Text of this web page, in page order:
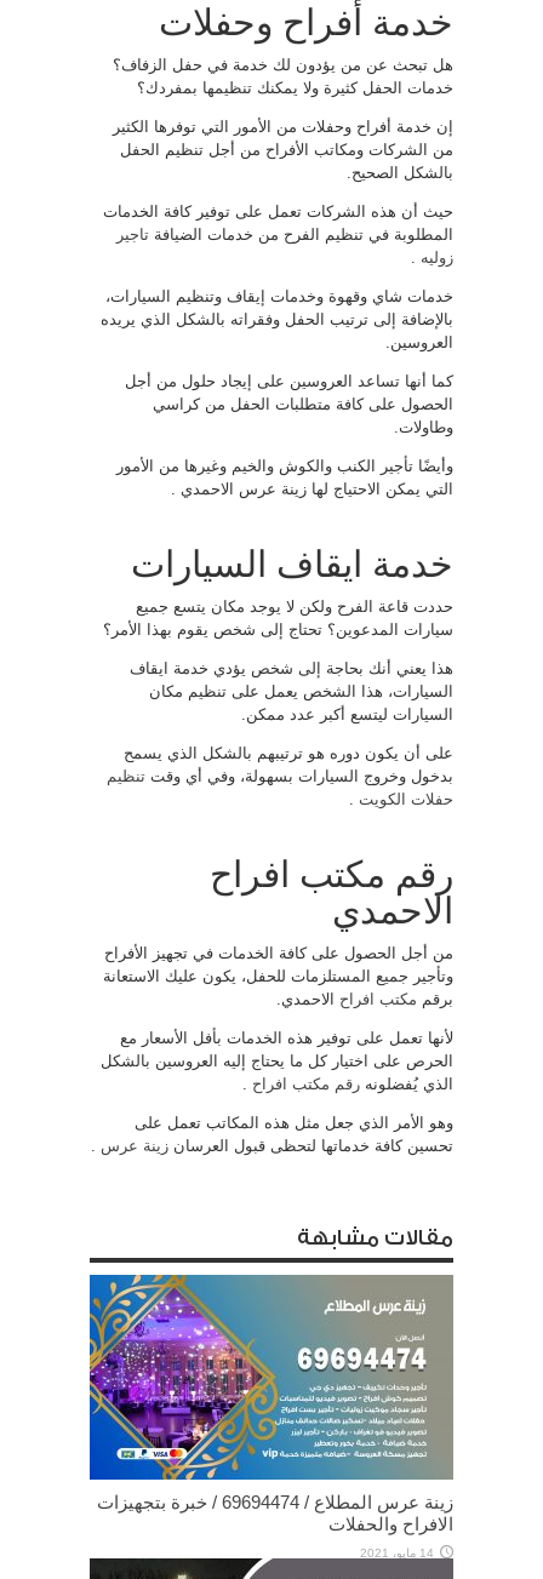
خدمة أفراح وحفلات
هل تبحث عن من يؤدون لك خدمة في حفل الزفاف؟
خدمات الحفل كثيرة ولا يمكنك تنظيمها بمفردك؟
إن خدمة أفراح وحفلات من الأمور التي توفرها الكثير
من الشركات ومكاتب الأفراح من أجل تنظيم الحفل
بالشكل الصحيح.
حيث أن هذه الشركات تعمل على توفير كافة الخدمات
المطلوبة في تنظيم الفرح من خدمات الضيافة تاجير
زوليه
خدمات شاي وقهوة وخدمات إيقاف وتنظيم السيارات،
بالإضافة إلى ترتيب الحفل وفقراته بالشكل الذي يريده
العروسين.
كما أنها تساعد العروسين على إيجاد حلول من أجل
الحصول على كافة متطلبات الحفل من كراسي
وطاولات.
وأيضًا تأجير الكنب والكوش والخيم وغيرها من الأمور
التي يمكن الاحتياج لها زينة عرس الاحمدي .
خدمة ايقاف السيارات
حددت قاعة الفرح ولكن لا يوجد مكان يتسع جميع
سيارات المدعوين؟ تحتاج إلى شخص يقوم بهذا الأمر؟
هذا يعني أنك بحاجة إلى شخص يؤدي خدمة ايقاف
السيارات، هذا الشخص يعمل على تنظيم مكان
السيارات ليتسع أكبر عدد ممكن.
على أن يكون دوره هو ترتيبهم بالشكل الذي يسمح
بدخول وخروج السيارات بسهولة، وفي أي وقت تنظيم
حفلات الكويت
رقم مكتب افراح
الاحمدي
من أجل الحصول على كافة الخدمات في تجهيز الأفراح
وتأجير جميع المستلزمات للحفل، يكون عليك الاستعانة
برقم مكتب افراح الاحمدي.
لأنها تعمل على توفير هذه الخدمات بأفل الأسعار مع
الحرص على اختيار كل ما يحتاج إليه العروسين بالشكل
الذي يُفضلونه رقم مكتب افراح
وهو الأمر الذي جعل مثل هذه المكاتب تعمل على
تحسين كافة خدماتها لتحظى قبول العرسان زينة عرس
مقالات مشابهة
زينة عرس المطلاع / 69694474 / خبرة بتجهيزات
الافراح والحفلات
14 مايو، 2021